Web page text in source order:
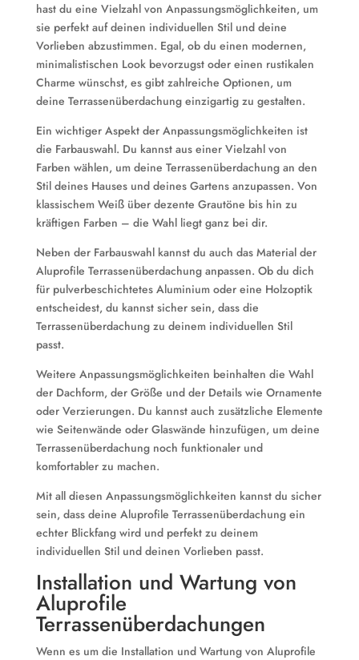
hast du eine Vielzahl von Anpassungsmöglichkeiten, um
sie perfekt auf deinen individuellen Stil und deine
Vorlieben abzustimmen. Egal, ob du einen modernen,
minimalistischen Look bevorzugst oder einen rustikalen
Charme wünschst, es gibt zahlreiche Optionen, um
deine Terrassenüberdachung einzigartig zu gestalten.
Ein wichtiger Aspekt der Anpassungsmöglichkeiten ist
die Farbauswahl. Du kannst aus einer Vielzahl von
Farben wählen, um deine Terrassenüberdachung an den
Stil deines Hauses und deines Gartens anzupassen. Von
klassischem Weiß über dezente Grautöne bis hin zu
kräftigen Farben – die Wahl liegt ganz bei dir.
Neben der Farbauswahl kannst du auch das Material der
Aluprofile Terrassenüberdachung anpassen. Ob du dich
für pulverbeschichtetes Aluminium oder eine Holzoptik
entscheidest, du kannst sicher sein, dass die
Terrassenüberdachung zu deinem individuellen Stil
passt.
Weitere Anpassungsmöglichkeiten beinhalten die Wahl
der Dachform, der Größe und der Details wie Ornamente
oder Verzierungen. Du kannst auch zusätzliche Elemente
wie Seitenwände oder Glaswände hinzufügen, um deine
Terrassenüberdachung noch funktionaler und
komfortabler zu machen.
Mit all diesen Anpassungsmöglichkeiten kannst du sicher
sein, dass deine Aluprofile Terrassenüberdachung ein
echter Blickfang wird und perfekt zu deinem
individuellen Stil und deinen Vorlieben passt.
Installation und Wartung von
Aluprofile
Terrassenüberdachungen
Wenn es um die Installation und Wartung von Aluprofile